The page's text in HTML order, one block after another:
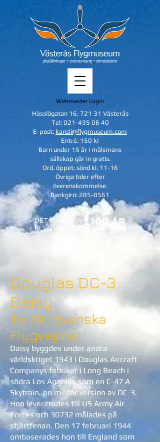
Hässlögatan 16, 721 31 Västerås
Tel: 021-495 06 40
E-post: kansli@flygmuseum.com
Entré: 150 kr
Barn under 15 år i målsmans
sällskap går in gratis.
Ord. öppet: sönd kl. 11-16
Övriga tider efter
överenskommelse.
Bankgiro: 285-8561
Webmaster Login
Douglas DC-3
Daisy
Tp 79 i Svenska
Flygvapnet
Daisy byggdes under andra
världskriget 1943 i Douglas Aircraft
Companys fabriker i Long Beach i
södra Los Angeles som en C-47 A
Skytrain, en militär version av DC-3.
Hon levererades till US Army Air
Forces och 30732 målades på
stjärtfenan. Den 17 februari 1944
ombaserades hon till England som